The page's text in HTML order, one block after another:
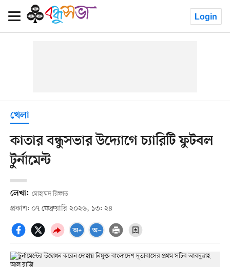
Login
খেলা
কাতার বন্ধুসভার উদ্যোগে চ্যারিটি ফুটবল
টুর্নামেন্ট
লেখা: মোহাম্মদ রিফাত
প্রকাশ: ০৭ ফেব্রুয়ারি ২০২৬, ১৩: ২৪